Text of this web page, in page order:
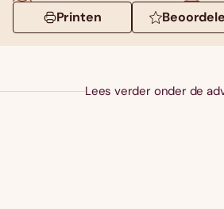
Printen
Lees verder onder de